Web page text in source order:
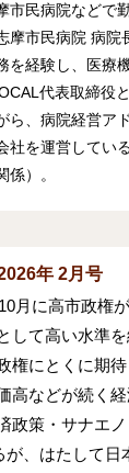
市民病院などで
摩市民病院 病院
を経験し、医療
代表取締役
ら、病院経営ア
社を運営してい
）。
年 2月号
月に高市政権
して高い水準
権にとくに期
高などが続く
政策・サナエ
、はたして日